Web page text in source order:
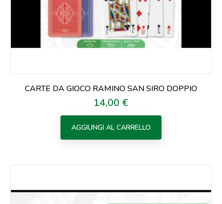
CARTE DA GIOCO RAMINO SAN SIRO DOPPIO
Prezzo
14,00 €
AGGIUNGI AL CARRELLO